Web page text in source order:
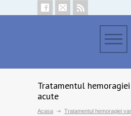
Tratamentul
acute
Acasa Tratamentul hemoragiei